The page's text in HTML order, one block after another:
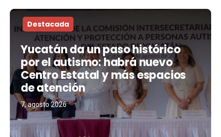
Destacada
Yucatán da un paso histórico
por el autismo: habrá nuevo
Centro Estatal y más espacios
de atención
7, agosto 2026